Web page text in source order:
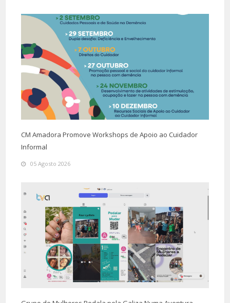
CM Amadora Promove Workshops de Apoio ao Cuidador
Informal
05 Agosto 2026